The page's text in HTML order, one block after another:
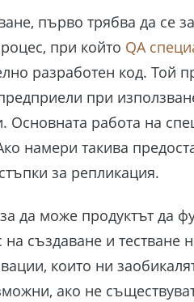
първо трябва да се
при който QA
разработен код. Той
при
Основната работа на
намери такива
за репликация.
да може продуктът да
създаване и тестване
които ни
ако не